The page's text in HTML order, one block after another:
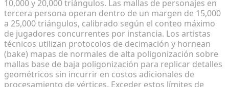
10,000 y 20,000 triángulos. Las mallas de personajes en
tercera persona operan dentro de un margen de 15,000
a 25,000 triángulos, calibrado según el conteo máximo
de jugadores concurrentes por instancia. Los artistas
técnicos utilizan protocolos de decimación y hornean
(bake) mapas de normales de alta poligonización sobre
mallas base de baja poligonización para replicar detalles
geométricos sin incurrir en costos adicionales de
procesamiento de vértices. Exceder estos límites de